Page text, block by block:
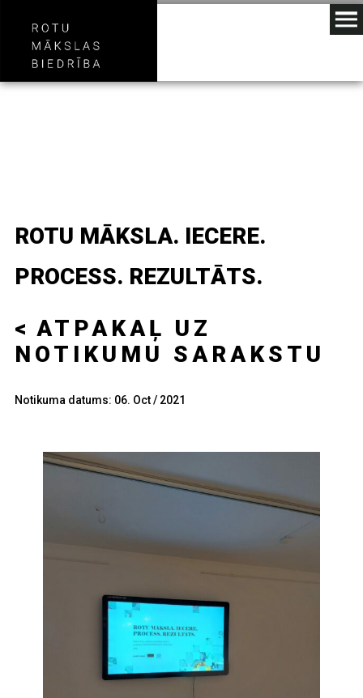
ATPAKAĻ UZ
NOTIKUMU SARAKSTU
Notikuma datums: 06. Oct / 2021
ROTU MĀKSLA. IECERE.
PROCESS. REZULTĀTS.